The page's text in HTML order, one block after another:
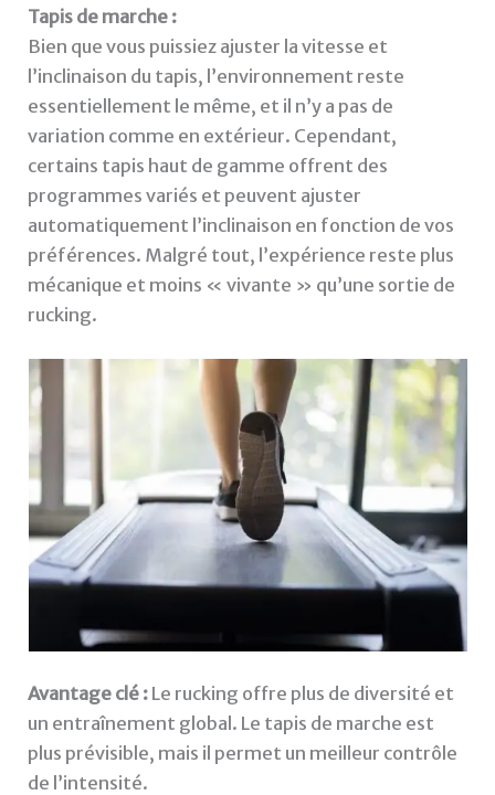
Tapis de marche :
Bien que vous puissiez ajuster la vitesse et
l’inclinaison du tapis, l’environnement reste
essentiellement le même, et il n’y a pas de
variation comme en extérieur. Cependant,
certains tapis haut de gamme offrent des
programmes variés et peuvent ajuster
automatiquement l’inclinaison en fonction de vos
préférences. Malgré tout, l’expérience reste plus
mécanique et moins « vivante » qu’une sortie de
rucking.
Avantage clé : Le rucking offre plus de diversité et
un entraînement global. Le tapis de marche est
plus prévisible, mais il permet un meilleur contrôle
de l’intensité.